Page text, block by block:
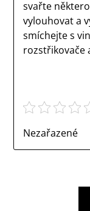
svařte
vylouhovat a
smíchejte s
rozstřikovače
Nezařazené